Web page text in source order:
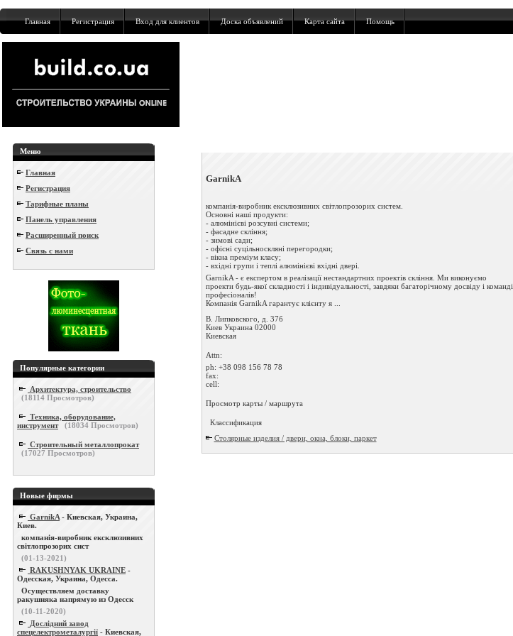
Главная Регистрация Вход для клиентов Доска объявлений Карта сайта Помощь
Меню
Главная
Регистрация
Тарифные планы
Панель управления
Расширенный поиск
Связь с нами
Популярные категории
Архитектура, строительство
(18114 Просмотров)
Техника, оборудование,
инструмент
(18034 Просмотров)
Строительный металлопрокат
(17027 Просмотров)
Новые фирмы
GarnikA - Киевская, Украина,
Киев.
компанія-виробник ексклюзивних
світлопрозорих сист
(01-13-2021)
RAKUSHNYAK UKRAINE -
Одесская, Украина, Одесса.
Осуществляем доставку
ракушняка напрямую из Одесск
(10-11-2020)
Дослідний завод
спецелектрометалургії - Киевская,
GarnikA
компанія-виробник ексклюзивних світлопрозорих систем.
Основні наші продукти:
- алюмінієві розсувні системи;
- фасадне скління;
- зимові сади;
- офісні суцільноскляні перегородки;
- вікна преміум класу;
- вхідні групи і теплі алюмінієві вхідні двері.
GarnikA - є експертом в реалізації нестандартних проектів скління. Ми виконуємо
проекти будь-якої складності і індивідуальності, завдяки багаторічному досвіду і команді
професіоналів!
Компанія GarnikA гарантує клієнту я ...
В. Липковского, д. 37б
Киев Украина 02000
Киевская
Attn:
ph: +38 098 156 78 78
fax:
cell:
Просмотр карты / маршрута
Классификация
Столярные изделия / двери, окна, блоки, паркет